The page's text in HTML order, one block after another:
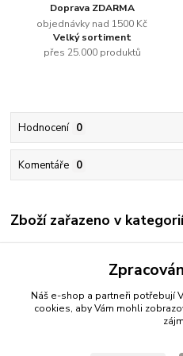
Doprava ZDARMA
objednávky nad 1500 Kč
Velký sortiment
přes 25.000 produktů
Hodnocení 0
Komentáře 0
Zboží zařazeno v
Renesans
Akrylové barvy jednotlivě
Náš e-shop a partneři potřebují
cookies, aby Vám mohli